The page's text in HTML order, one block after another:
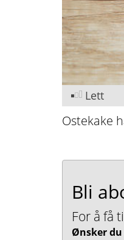
Lett
Ostekake
Bli
For å få
Ønsker du